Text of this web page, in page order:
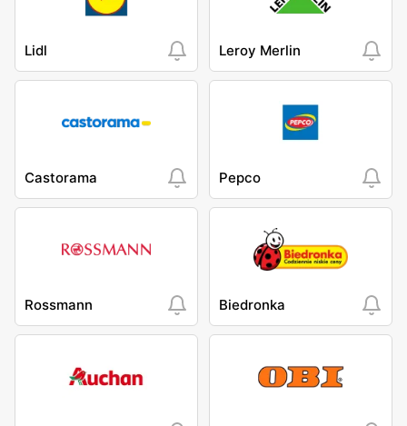
Lidl Leroy Merlin
Castorama Pepco
Rossmann Biedronka